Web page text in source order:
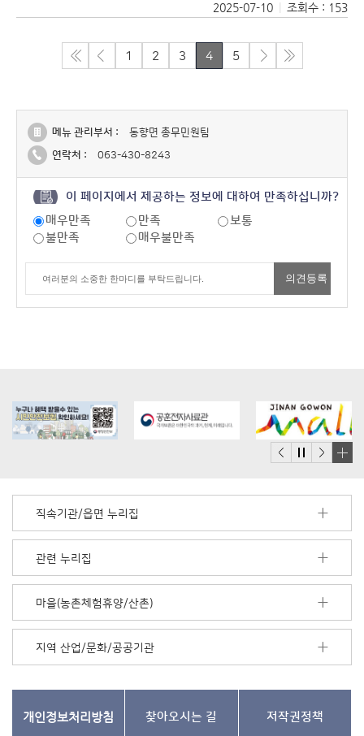
2025-07-10
조회수 : 153
1 2 3 4 5
메뉴 관리부서 :
동향면 총무민원팀
연락처 :
063-430-8243
이 페이지에서 제공하는 정보에 대하여 만족하십니까?
매우만족
만족
보통
불만족
매우불만족
더
기
직속기관/읍면 누리집
관련 누리집
마을(농촌체험휴양/산촌)
지역 산업/문화/공공기관
개인정보처리방침 찾아오시는 길 저작권정책